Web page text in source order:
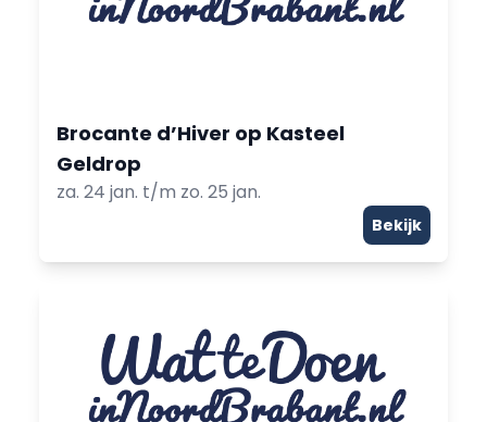
Brocante d’Hiver op Kasteel
Geldrop
za. 24 jan. t/m zo. 25 jan.
Bekijk